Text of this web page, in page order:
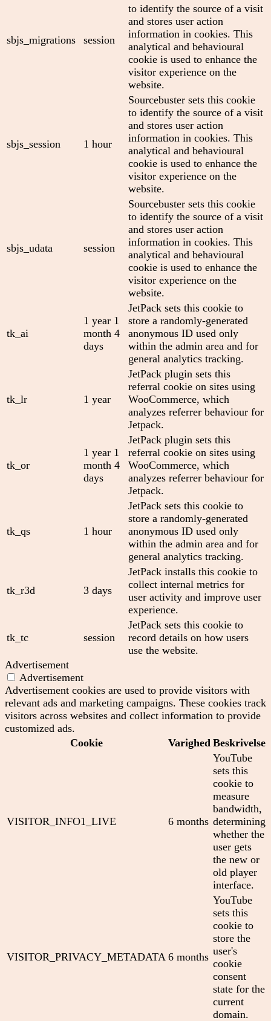
sbjs_migrations session
to identify the source of a visit
and stores user action
information in cookies. This
analytical and behavioural
cookie is used to enhance the
visitor experience on the
website.
sbjs_session 1 hour
Sourcebuster sets this cookie
to identify the source of a visit
and stores user action
information in cookies. This
analytical and behavioural
cookie is used to enhance the
visitor experience on the
website.
sbjs_udata session
Sourcebuster sets this cookie
to identify the source of a visit
and stores user action
information in cookies. This
analytical and behavioural
cookie is used to enhance the
visitor experience on the
website.
tk_ai
1 year 1
month 4
days
JetPack sets this cookie to
store a randomly-generated
anonymous ID used only
within the admin area and for
general analytics tracking.
tk_lr 1 year
JetPack plugin sets this
referral cookie on sites using
WooCommerce, which
analyzes referrer behaviour for
Jetpack.
tk_or
1 year 1
month 4
days
JetPack plugin sets this
referral cookie on sites using
WooCommerce, which
analyzes referrer behaviour for
Jetpack.
tk_qs 1 hour
JetPack sets this cookie to
store a randomly-generated
anonymous ID used only
within the admin area and for
general analytics tracking.
tk_r3d 3 days
JetPack installs this cookie to
collect internal metrics for
user activity and improve user
experience.
tk_tc session
JetPack sets this cookie to
record details on how users
use the website.
Advertisement
Advertisement
Advertisement cookies are used to provide visitors with
relevant ads and marketing campaigns. These cookies track
visitors across websites and collect information to provide
customized ads.
Cookie
Varighed Beskrivelse
VISITOR_INFO1_LIVE 6 months
YouTube
sets this
cookie to
measure
bandwidth,
determining
whether the
user gets
the new or
old player
interface.
VISITOR_PRIVACY_METADATA 6 months
YouTube
sets this
cookie to
store the
user's
cookie
consent
state for the
current
domain.